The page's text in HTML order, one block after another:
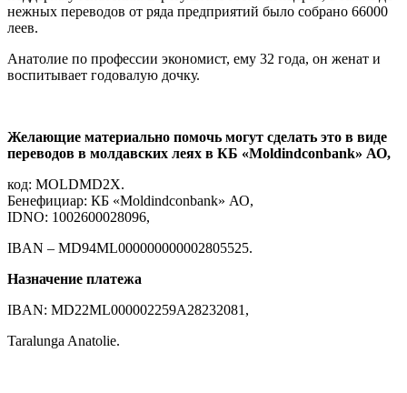
нежных переводов от ряда предприятий было собрано 66000
леев.
Анатолие по профессии экономист, ему 32 года, он же­нат и
воспитывает годовалую дочку.
Желающие материально по­мочь могут сделать это в виде
переводов в молдавских леях в КБ «Moldindconbank» АО,
код: MOLDMD2X.
Бенефициар: КБ «Moldindconbank» АО,
IDNO: 1002600028096,
IBAN – MD94ML000000000002805525.
Назначение платежа
IBAN: MD22ML000002259A28232081,
Taralunga Anatolie.